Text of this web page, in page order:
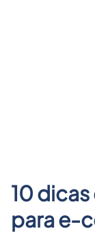
10
para e-